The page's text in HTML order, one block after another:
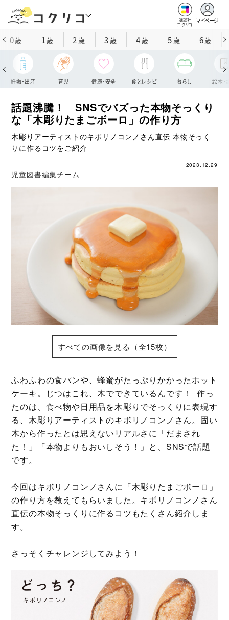
講談社
コクリコ
マイページ
0歳 1歳 2 歳 3歳 4歳 5歳 6歳
妊娠・出産 育児 健康・安全 食とレシピ 暮らし 絵本・
話題沸騰！ SNSでバズった本物そっくり
な「木彫りたまごボーロ」の作り方
木彫りアーティストのキボリノコンノさん直伝 本物そっく
りに作るコツをご紹介
2023.12.29
児童図書編集チーム
すべての画像を見る（全15枚）
ふわふわの食パンや、蜂蜜がたっぷりかかったホット
ケーキ。じつはこれ、木でできているんです！ 作っ
たのは、食べ物や日用品を木彫りでそっくりに表現す
る、木彫りアーティストのキボリノコンノさん。固い
木から作ったとは思えないリアルさに「だまされ
た！」「本物よりもおいしそう！」と、SNSで話題
です。
今回はキボリノコンノさんに「木彫りたまごボーロ」
の作り方を教えてもらいました。キボリノコンノさん
直伝の本物そっくりに作るコツもたくさん紹介しま
す。
さっそくチャレンジしてみよう！